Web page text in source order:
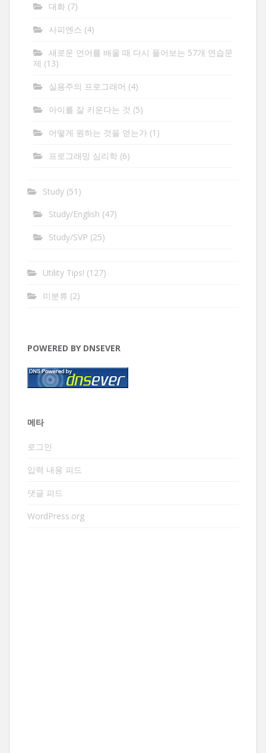
대화 (7)
사피엔스 (4)
새로운 언어를 배울 때 다시 풀어보는 57개 연습문
제 (13)
실용주의 프로그래머 (4)
아이를 잘 키운다는 것 (5)
어떻게 원하는 것을 얻는가 (1)
프로그래밍 심리학 (6)
Study (51)
Study/English (47)
Study/SVP (25)
Utility Tips! (127)
미분류 (2)
POWERED BY DNSEVER
메타
로그인
입력 내용 피드
댓글 피드
WordPress.org